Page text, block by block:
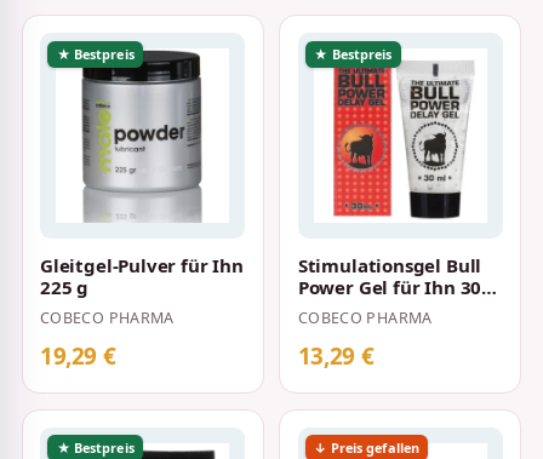
★ Bestpreis
Gleitgel-Pulver für Ihn
225 g
COBECO PHARMA
19,29 €
★ Bestpreis
Stimulationsgel Bull
Power Gel für Ihn 30
ml
COBECO PHARMA
13,29 €
★ Bestpreis ↓ Preis gefallen